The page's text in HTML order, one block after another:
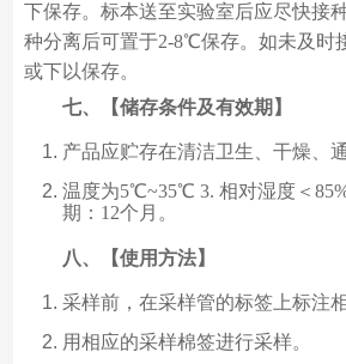
下保存。标本送至实验室后应尽快接
种分离后可置于2-8℃保存。如未及时
或下以保存。
七、【储存条件及有效期】
产品应贮存在清洁卫生、干燥、
温度为5℃~35℃ 3. 相对湿度＜
期：12个月。
八、【使用方法】
采样前，在采样管的标签上标注
用相应的采样棉签进行采样。